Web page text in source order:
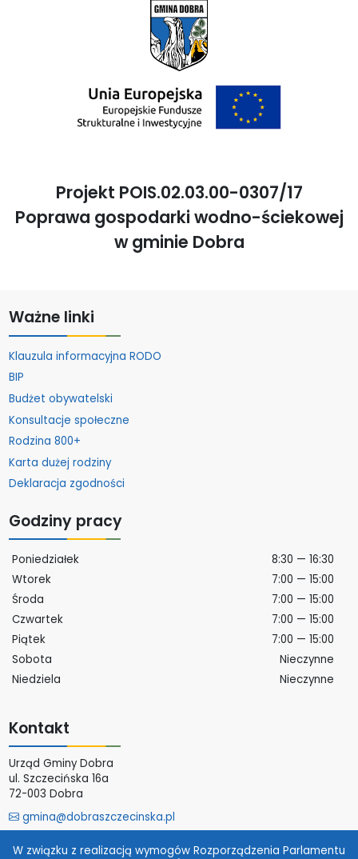
Projekt POIS.02.03.00-0307/17
Poprawa gospodarki wodno-ściekowej
w gminie Dobra
Ważne linki
Klauzula informacyjna RODO
BIP
Budżet obywatelski
Konsultacje społeczne
Rodzina 800+
Karta dużej rodziny
Deklaracja zgodności
Godziny pracy
Poniedziałek
8:30 — 16:30
Wtorek
7:00 — 15:00
Środa
7:00 — 15:00
Czwartek
7:00 — 15:00
Piątek
7:00 — 15:00
Sobota
Nieczynne
Niedziela
Nieczynne
Kontakt
Urząd Gminy Dobra
ul. Szczecińska 16a
72-003 Dobra
gmina@dobraszczecinska.pl
W związku z realizacją wymogów Rozporządzenia Parlamentu